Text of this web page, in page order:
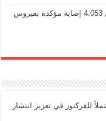
الكونغو الديمقراطية تسجل 4.053 إصابة مؤكدة بفيروس
للفركتوز في تعزيز انتشار